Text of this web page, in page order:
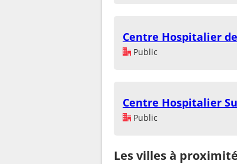
Centre Hospitalier
Public
Centre Hospitalier
Public
Les villes à